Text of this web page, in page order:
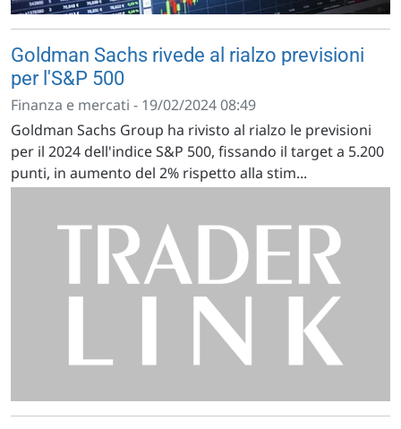
Goldman Sachs rivede al rialzo previsioni
per l'S&P 500
Finanza e mercati - 19/02/2024 08:49
Goldman Sachs Group ha rivisto al rialzo le previsioni
per il 2024 dell'indice S&P 500, fissando il target a 5.200
punti, in aumento del 2% rispetto alla stim...